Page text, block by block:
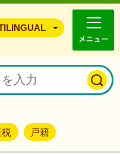
豊能町ホームページ
税 戸籍